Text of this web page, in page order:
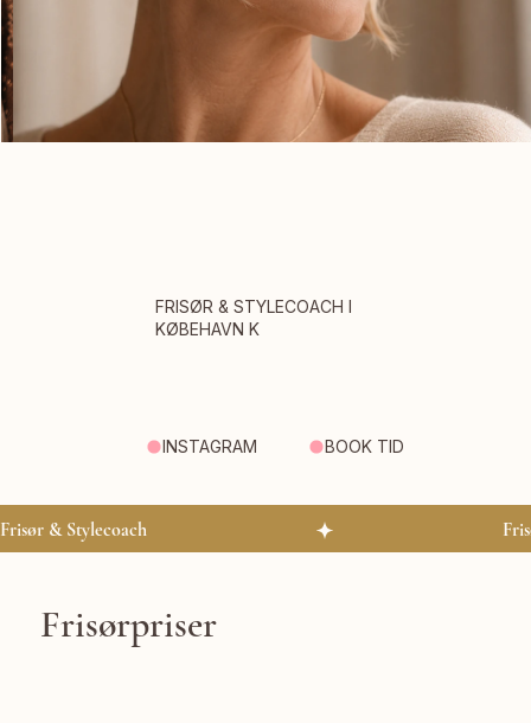
FRISØR & STYLECOACH I
KØBEHAVN K
INSTAGRAM BOOK TID
Frisør & Stylecoach
Frisørpriser